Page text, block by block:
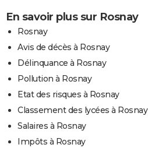
En savoir plus sur Rosnay
Rosnay
Avis de décès à Rosnay
Délinquance à Rosnay
Pollution à Rosnay
Etat des risques à Rosnay
Classement des lycées à Rosnay
Salaires à Rosnay
Impôts à Rosnay